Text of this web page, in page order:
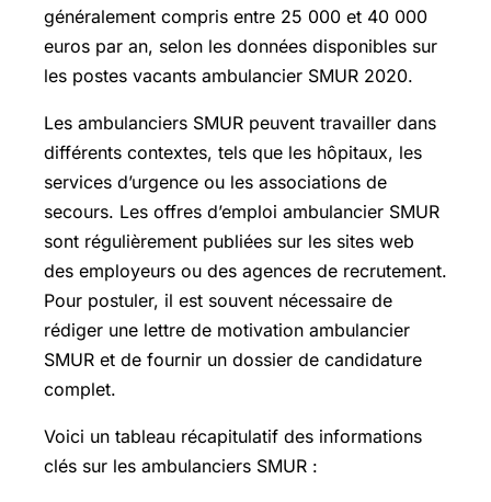
généralement compris entre 25 000 et 40 000
euros par an, selon les données disponibles sur
les postes vacants ambulancier SMUR 2020.
Les ambulanciers SMUR peuvent travailler dans
différents contextes, tels que les hôpitaux, les
services d’urgence ou les associations de
secours. Les offres d’emploi ambulancier SMUR
sont régulièrement publiées sur les sites web
des employeurs ou des agences de recrutement.
Pour postuler, il est souvent nécessaire de
rédiger une lettre de motivation ambulancier
SMUR et de fournir un dossier de candidature
complet.
Voici un tableau récapitulatif des informations
clés sur les ambulanciers SMUR :